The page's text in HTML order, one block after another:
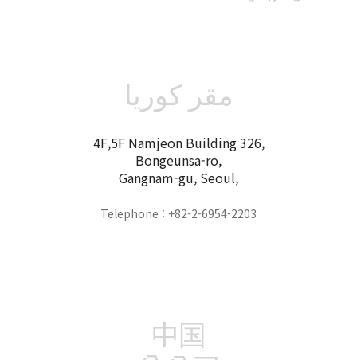
مقر كوريا
4F,5F Namjeon Building 326,
Bongeunsa-ro,
Gangnam-gu, Seoul,
Telephone : +82-2-6954-2203
中国